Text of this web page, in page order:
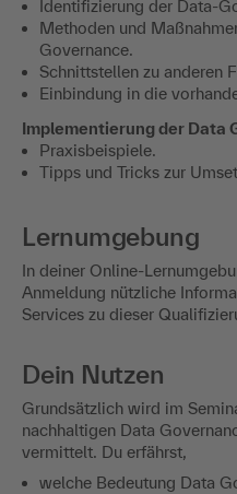
Identifizierung der Data-
Methoden und
Governance.
Schnittstellen zu anderen
Einbindung in die
Implementierung der Data
Praxisbeispiele.
Tipps und Tricks zur
Lernumgebung
In deiner Online-
Anmeldung nützliche
Services zu dieser
Dein Nutzen
Grundsätzlich wird im
nachhaltigen Data
vermittelt. Du erfährst,
welche Bedeutung Data